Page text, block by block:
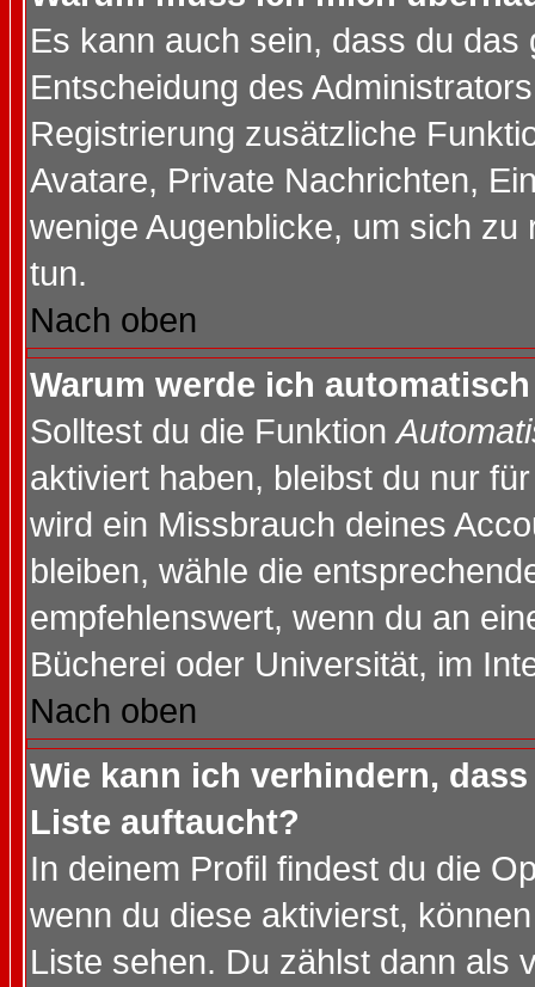
Es kann auch sein, dass du
Entscheidung des
Registrierung zusätzliche
Avatare, Private Nachrichten,
wenige Augenblicke, um sich
tun.
Nach oben
Warum werde ich
Solltest du die Funktion
aktiviert haben, bleibst du nur
wird ein Missbrauch deines
bleiben, wähle die
empfehlenswert, wenn du an
Bücherei oder Universität, im
Nach oben
Wie kann ich verhindern,
Liste auftaucht?
In deinem Profil findest du die
wenn du diese aktivierst,
Liste sehen. Du zählst dann als